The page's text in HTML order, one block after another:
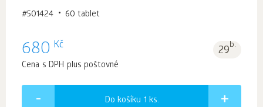
#501424 60 tablet
680 Kč 29b.
Cena s DPH plus poštovné
Do košíku 1 ks.